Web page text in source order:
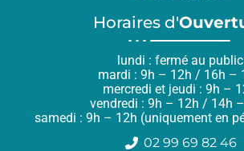
Horaires d'
lundi : fermé au public
mardi : 9h – 12h / 16h –
mercredi et jeudi : 9h –
vendredi : 9h – 12h / 14h
samedi : 9h – 12h (uniquement en
02 99 69 82 46